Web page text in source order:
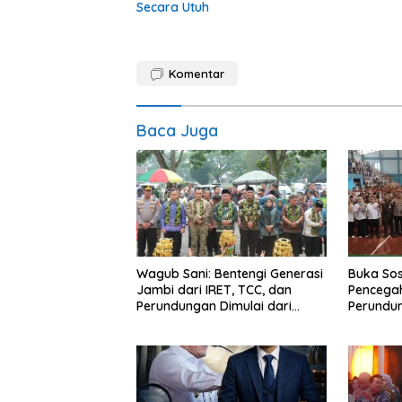
Secara Utuh
Komentar
Baca Juga
Wagub Sani: Bentengi Generasi
Jambi dari IRET, TCC, dan
Perundungan Dimulai dari
Buka
bisa
depan